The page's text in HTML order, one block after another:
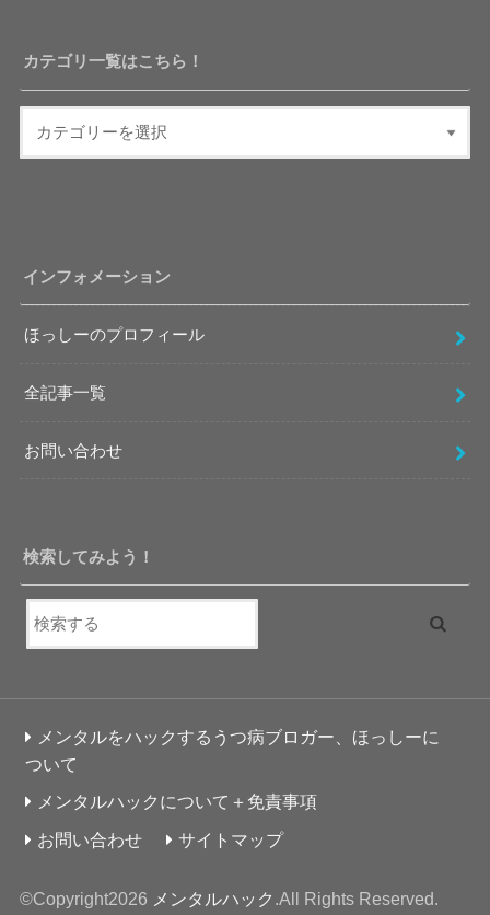
カテゴリ一覧はこちら！
インフォメーション
ほっしーのプロフィール
全記事一覧
お問い合わせ
検索してみよう！
メンタルをハックするうつ病ブロガー、ほっしーに
ついて
メンタルハックについて＋免責事項
お問い合わせ
サイトマップ
©Copyright2026 メンタルハック .All Rights Reserved.